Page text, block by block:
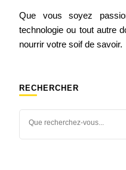
Que vous soyez
technologie ou tout autre
nourrir votre soif de savoir.
RECHERCHER